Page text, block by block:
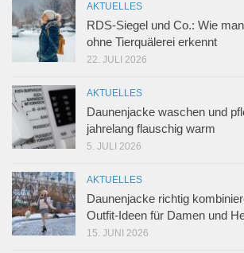
AKTUELLES
RDS-Siegel und Co.: Wie
ohne Tierquälerei erkennt
22. JULI 2026
AKTUELLES
Daunenjacke waschen und
jahrelang flauschig warm
5. JULI 2026
AKTUELLES
Daunenjacke richtig
Outfit-Ideen für Damen und
15. JUNI 2026